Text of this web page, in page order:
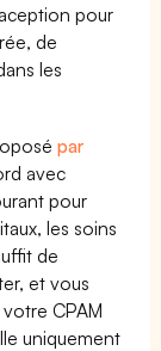
pour
de
les
par
avec
pour
les soins
de
et vous
CPAM
uniquement